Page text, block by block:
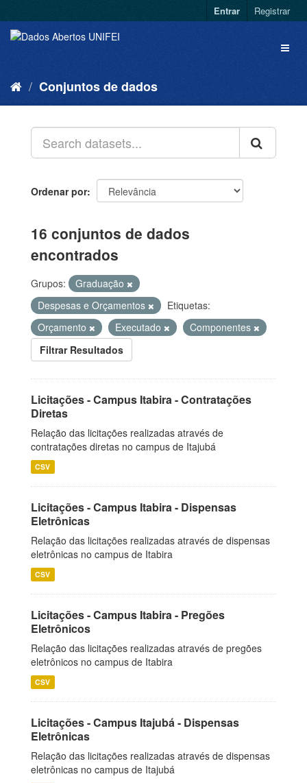
Entrar Registrar
Conjuntos de dados
Ordenar por
16 conjuntos de dados
encontrados
Grupos:
Graduação
Despesas e Orçamentos
Etiquetas:
Orçamento
Executado
Componentes
Filtrar Resultados
Licitações - Campus Itabira - Contratações
Diretas
Relação das licitações realizadas através de
contratações diretas no campus de Itajubá
CSV
Licitações - Campus Itabira - Dispensas
Eletrônicas
Relação das licitações realizadas através de dispensas
eletrônicas no campus de Itabira
CSV
Licitações - Campus Itabira - Pregões
Eletrônicos
Relação das licitações realizadas através de pregões
eletrônicos no campus de Itabira
CSV
Licitações - Campus Itajubá - Dispensas
Eletrônicas
Relação das licitações realizadas através de dispensas
eletrônicas no campus de Itajubá